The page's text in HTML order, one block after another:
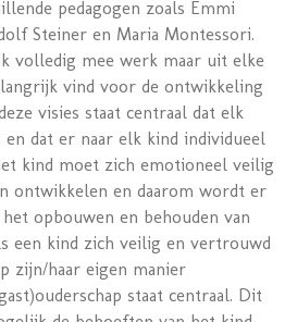
pedagogen zoals Emmi
Steiner en Maria Montessori.
volledig mee werk maar uit elke
vind voor de ontwikkeling
visies staat centraal dat elk
dat er naar elk kind individueel
kind moet zich emotioneel veilig
ontwikkelen en daarom wordt er
opbouwen en behouden van
een kind zich veilig en vertrouwd
zijn/haar eigen manier
staat centraal. Dit